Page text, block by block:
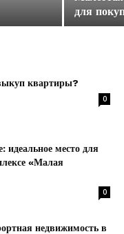
для
квартиры?
0
место для
«Малая
0
недвижимость в